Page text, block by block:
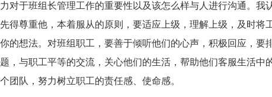
对于班组长管理工作的重要性以及该怎么样与人进行沟通。我
得尊重他，本着服从的原则，要适应上级，理解上级，及时将
的想法。对班组职工，要善于倾听他们的心声，积极回应，要
，与职工平等的交流，关心他们的生活，帮助他们客服生活中
团队，努力树立职工的责任感、使命感。